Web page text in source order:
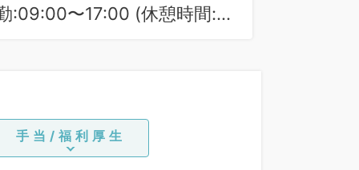
:09:00〜17:00 (休憩時間:
手当/福利厚生